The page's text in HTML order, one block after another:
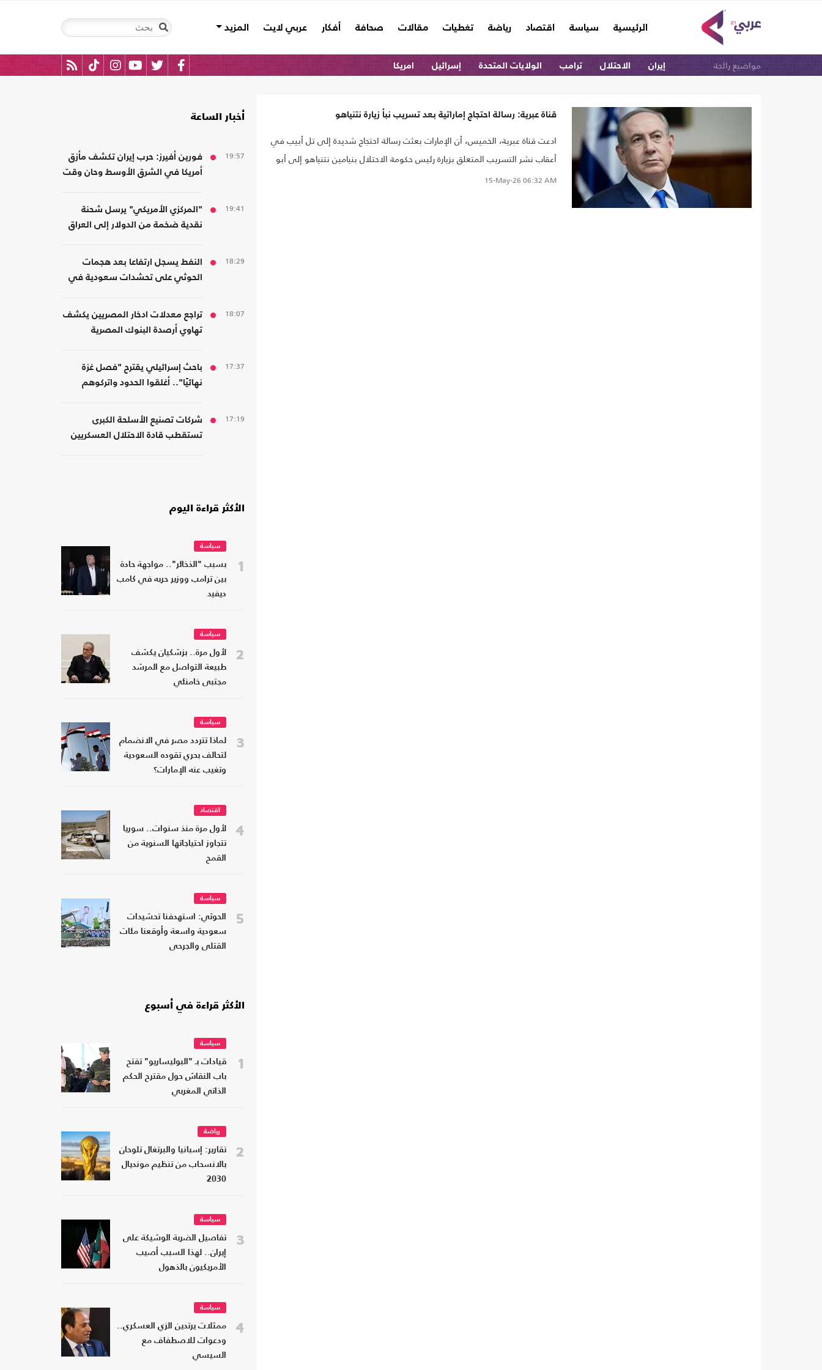
الرئيسية
(current) سياسة اقتصاد رياضة تغطيات مقالات صحافة أفكار عربي لايت المزيد
مواضيع رائجة إيران الاحتلال ترامب الولايات المتحدة إسرائيل امريكا
قناة عبرية: رسالة احتجاج إماراتية بعد تسريب نبأ زيارة نتنياهو
ادعت قناة عبرية، الخميس، أن الإمارات بعثت رسالة احتجاج شديدة إلى تل أبيب في
أعقاب نشر التسريب المتعلق بزيارة رئيس حكومة الاحتلال بنيامين نتنياهو إلى أبو
ظبي..
15-May-26 06:32 AM
أخبار الساعة
19:57
فورين أفيرز: حرب إيران تكشف مأزق
أمريكا في الشرق الأوسط وحان وقت
19:41
"المركزي الأمريكي" يرسل شحنة
نقدية ضخمة من الدولار إلى العراق
18:29
النفط يسجل ارتفاعا بعد هجمات
الحوثي على تحشدات سعودية في
18:07
تراجع معدلات ادخار المصريين يكشف
تهاوي أرصدة البنوك المصرية
17:37
باحث إسرائيلي يقترح "فصل غزة
نهائيًا".. أغلقوا الحدود واتركوهم
17:19
شركات تصنيع الأسلحة الكبرى
تستقطب قادة الاحتلال العسكريين
الأكثر قراءة اليوم
1
سياسة
بسبب "الذخائر".. مواجهة حادة
بين ترامب ووزير حربه في كامب
ديفيد
2
سياسة
لأول مرة.. بزشكيان يكشف
طبيعة التواصل مع المرشد
مجتبى خامنئي
3
سياسة
لماذا تتردد مصر في الانضمام
لتحالف بحري تقوده السعودية
وتغيب عنه الإمارات؟
4
اقتصاد
لأول مرة منذ سنوات.. سوريا
تتجاوز احتياجاتها السنوية من
القمح
5
سياسة
الحوثي: استهدفنا تحشيدات
سعودية واسعة وأوقعنا مئات
القتلى والجرحى
الأكثر قراءة في أسبوع
1
سياسة
قيادات بـ "البوليساريو" تفتح
باب النقاش حول مقترح الحكم
الذاتي المغربي
2
رياضة
تقارير: إسبانيا والبرتغال تلوحان
بالانسحاب من تنظيم مونديال
2030
3
سياسة
تفاصيل الضربة الوشيكة على
إيران.. لهذا السبب أصيب
الأمريكيون بالذهول
4
سياسة
ممثلات يرتدين الزي العسكري..
ودعوات للاصطفاف مع
السيسي